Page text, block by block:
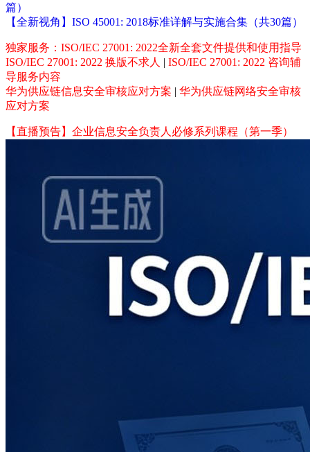
篇）
【全新视角】ISO 45001: 2018标准详解与实施合集（共30篇）
独家服务：ISO/IEC 27001: 2022全新全套文件提供和使用指导
ISO/IEC 27001: 2022 换版不求人 | ISO/IEC 27001: 2022 咨询辅
导服务内容
华为供应链信息安全审核应对方案 | 华为供应链网络安全审核
应对方案
【直播预告】企业信息安全负责人必修系列课程（第一季）